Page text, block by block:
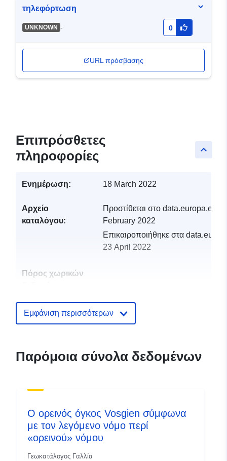
τηλεφόρτωση
UNKNOWN - 0
URL πρόσβασης
keyboard_arrow_up
Επιπρόσθετες
πληροφορίες
Ενημέρωση: 18 March 2022
Αρχείο
καταλόγου:
Προστίθεται στο data.europa.eu:
February 2022
Επικαιροποιήθηκε στα
23 April 2022
Πόρος χωρικών
Αναγνωριστικά:
http://catalogue.geo-
ide.developpement-
3d41ba1a-e139-4525-9785-
120066022-srv-94985701-d2ba-
48aa-b207-be1b4fb07013
Τύπος:
Εμφάνιση περισσότερων
Παρόμοια σύνολα δεδομένων
Ο ορεινός όγκος Vosgien σύμφωνα
με τον λεγόμενο νόμο περί
«ορεινού» νόμου
Γεωκατάλογος Γαλλία